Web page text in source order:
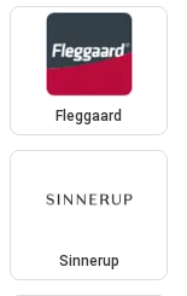
Fleggaard
Sinnerup